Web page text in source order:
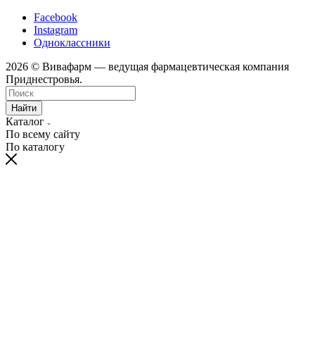
Facebook
Instagram
Одноклассники
2026 © Вивафарм — ведущая фармацевтическая компания
Приднестровья.
Найти
Каталог
По всему сайту
По каталогу